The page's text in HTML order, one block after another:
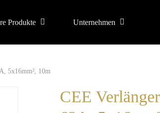
Produkte Unternehmen
5x16mm², 10m
CEE